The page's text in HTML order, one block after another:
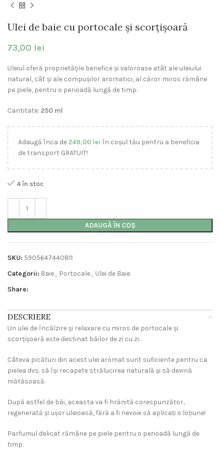
Ulei de baie cu portocale și scorțișoară
73,00 lei
Uleiul oferă proprietățile benefice și valoroase atât ale uleiului
natural, cât și ale compușilor aromatici, al căror miros rămâne
pe piele, pentru o perioadă lungă de timp.
Cantitate: 250 ml
Adaugă înca de 249,00 lei în coșul tău pentru a beneficia
de transport GRATUIT!
4 în stoc
ADAUGĂ ÎN COȘ
SKU: 5905647440811
Categorii: Baie, Portocale, Ulei de Baie
Share:
DESCRIERE
Un ulei de încălzire și relaxare cu miros de portocale și
scorțișoară este destinat băilor de zi cu zi.
Câteva picături din acest ulei aromat sunt suficiente pentru ca
pielea dvs. să își recapete strălucirea naturală și să devină
mătăsoasă.
După astfel de băi, aceasta va fi hrănită corespunzător,
regenerată și ușor uleioasă, fără a fi nevoie să aplicați o loțiune!
Parfumul delicat rămâne pe piele pentru o perioadă lungă de
timp.